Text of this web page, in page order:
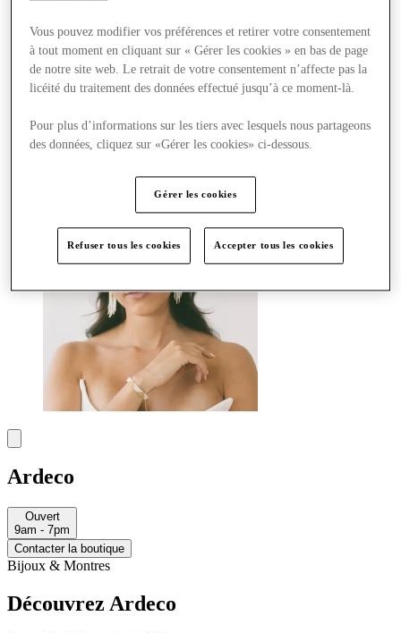
Magasins
Offres
Planifiez votre visite
Quoi de neuf
Mangez et buvez
Services
Ardeco
Ouvert
9am - 7pm
Contacter la boutique
Bijoux & Montres
Découvrez Ardeco
Vous pouvez modifier vos préférences et retirer votre consentement
à tout moment en cliquant sur « Gérer les cookies » en bas de page
de notre site web. Le retrait de votre consentement n’affecte pas la
licéité du traitement des données effectué jusqu’à ce moment-là.
Pour plus d’informations sur les tiers avec lesquels nous partageons
des données, cliquez sur «Gérer les cookies» ci-dessous.
Gérer les cookies
Refuser tous les cookies Accepter tous les cookies